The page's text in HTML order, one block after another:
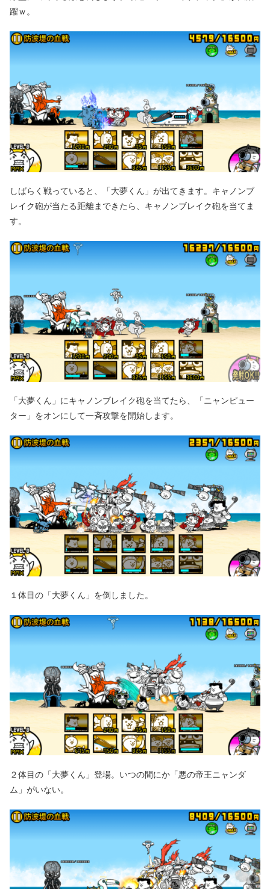
躍ｗ。
しばらく戦っていると、「大夢くん」が出てきます。キャノンブ
レイク砲が当たる距離まできたら、キャノンブレイク砲を当てま
す。
「大夢くん」にキャノンブレイク砲を当てたら、「ニャンピュー
ター」をオンにして一斉攻撃を開始します。
１体目の「大夢くん」を倒しました。
２体目の「大夢くん」登場。いつの間にか「悪の帝王ニャンダ
ム」がいない。